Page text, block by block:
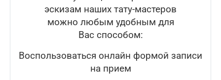
эскизам наших тату-мастеров
можно любым удобным для
Вас способом:
Воспользоваться онлайн формой записи
на прием